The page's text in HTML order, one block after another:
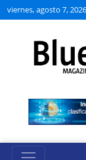
viernes, agosto 7,